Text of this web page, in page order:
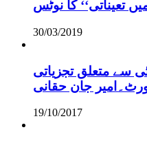
تعیناتی‘‘ کا نوٹس
30/03/2019
سے متعلق تجزیاتی
جان حقانی
19/10/2017